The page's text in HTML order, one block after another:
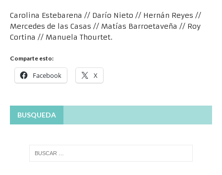
Carolina Estebarena // Darío Nieto // Hernán Reyes //
Mercedes de las Casas // Matías Barroetaveña // Roy
Cortina // Manuela Thourtet.
Comparte esto:
Facebook X
BUSQUEDA